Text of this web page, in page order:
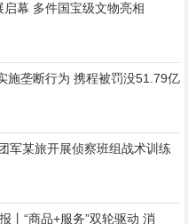
启幕 多件国宝级文物亮相
施垄断行为 携程被罚没51.79亿
军某旅开展侦察班组战术训练
丨“商品+服务”双轮驱动 消